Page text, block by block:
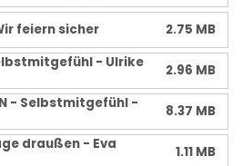
feiern sicher
2.75 MB
- Ulrike
2.96 MB
- Selbstmitgefühl -
8.37 MB
draußen - Eva
1.11 MB